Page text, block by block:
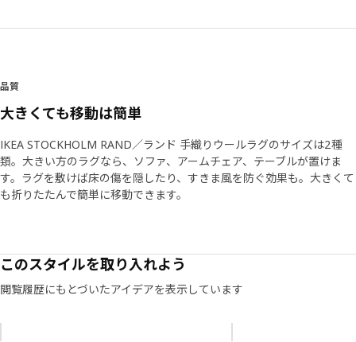
品質
大きくても移動は簡単
IKEA STOCKHOLM RAND／ランド 手織りウールラグのサイズは2種
類。大きい方のラグなら、ソファ、アームチェア、テーブルが置けま
す。ラグを敷けば床の傷を隠したり、すきま風を防ぐ効果も。大きくて
も折りたたんで簡単に移動できます。
このスタイルを取り入れよう
閲覧履歴にもとづいたアイデアを表示しています